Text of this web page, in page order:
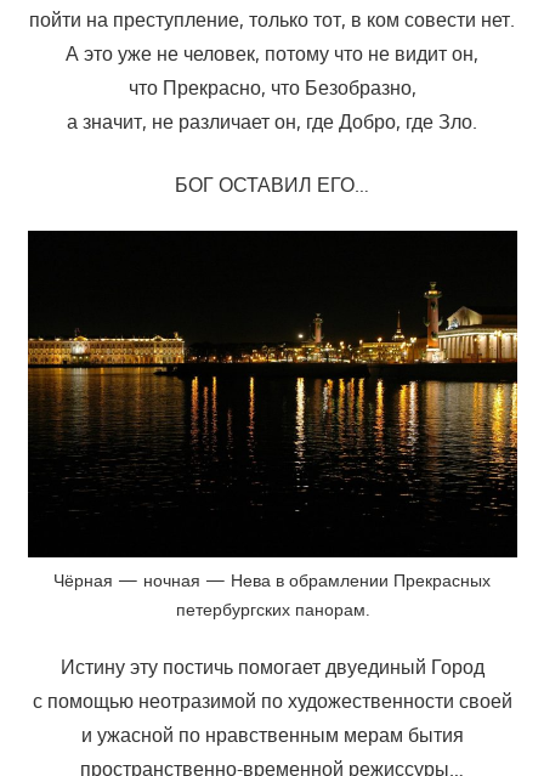
пойти на преступление, только тот, в ком совести нет.
А это уже не человек, потому что не видит он,
что Прекрасно, что Безобразно,
а значит, не различает он, где Добро, где Зло.
БОГ ОСТАВИЛ ЕГО…
Чёрная — ночная — Нева в обрамлении Прекрасных
петербургских панорам.
Истину эту постичь помогает двуединый Город
с помощью неотразимой по художественности своей
и ужасной по нравственным мерам бытия
пространственно-временной режиссуры…